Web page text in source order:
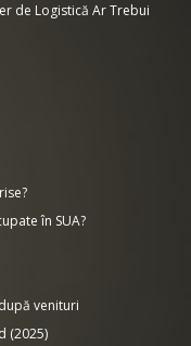
de Logistică Ar Trebui
în SUA?
venituri
(2025)